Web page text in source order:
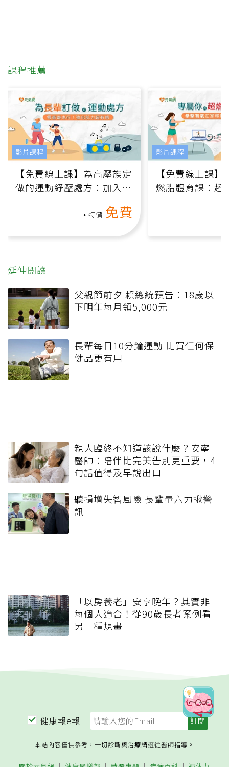
課程推薦
【免費線上課】為高壓族定
做的運動紓壓處方：加入行
特價 免費
影片課程
【免費線上課
燃脂體育課：超
影片課程
延伸閱讀
父親節前夕 賴總統預告：18歲以
下明年每月領5,000元
長輩每日10分鐘運動 比買任何保
健品更有用
親人臨終不知道該說什麼？安寧
醫師：陪伴比完美告別更重要，4
句話值得及早說出口
聽損增失智風險 長輩量六力揪警
訊
「以房養老」安享晚年？其實非
每個人適合！從90歲長者案例看
另一種規畫
健康報e報
本站內容僅供參考，一切診斷與治療請遵從醫師指導。